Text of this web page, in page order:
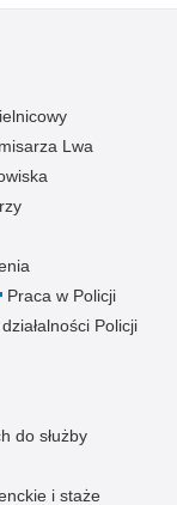
Lwa
Praca w Policji
Policji
do służby
i staże